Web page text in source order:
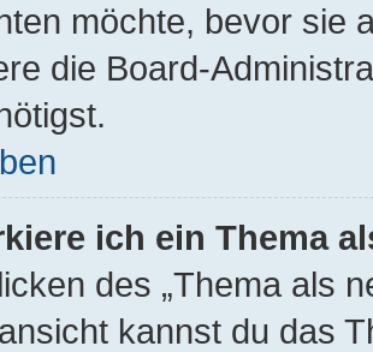
möchte, bevor sie
die Board-
ich ein Thema
des „Thema als
kannst du das